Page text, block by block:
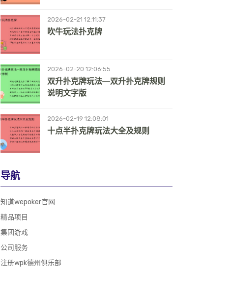
2026-02-21 12:11:37
吹牛玩法扑克牌
2026-02-20 12:06:55
双升扑克牌玩法—双升扑克牌规则
说明文字版
2026-02-19 12:08:01
十点半扑克牌玩法大全及规则
导航
知道wepoker官网
精品项目
集团游戏
公司服务
注册wpk德州俱乐部